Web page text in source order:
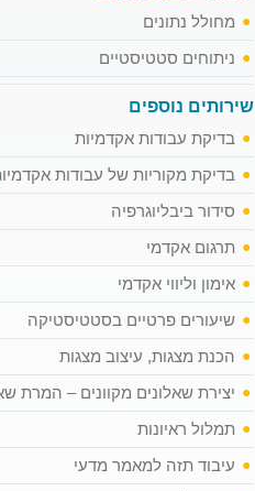
מחולל נתונים
ניתוחים סטטיסטיים
שירותים נוספים
בדיקת עבודות אקדמיות
בדיקת מקוריות של עבודות
סידור ביבליוגרפיה
תרגום אקדמי
אימון וליווי אקדמי
שיעורים פרטיים בסטטיסטיקה
הכנת מצגות, עיצוב מצגות
יצירת שאלונים מקוונים – המרת
תמלול ראיונות
עיבוד תזה למאמר מדעי